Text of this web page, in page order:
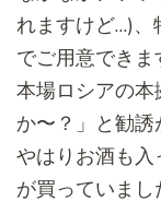
れますけど…)、
でご用意できま
本場ロシアの
か〜？」 と勧誘
やはりお酒も入
が買っていまし